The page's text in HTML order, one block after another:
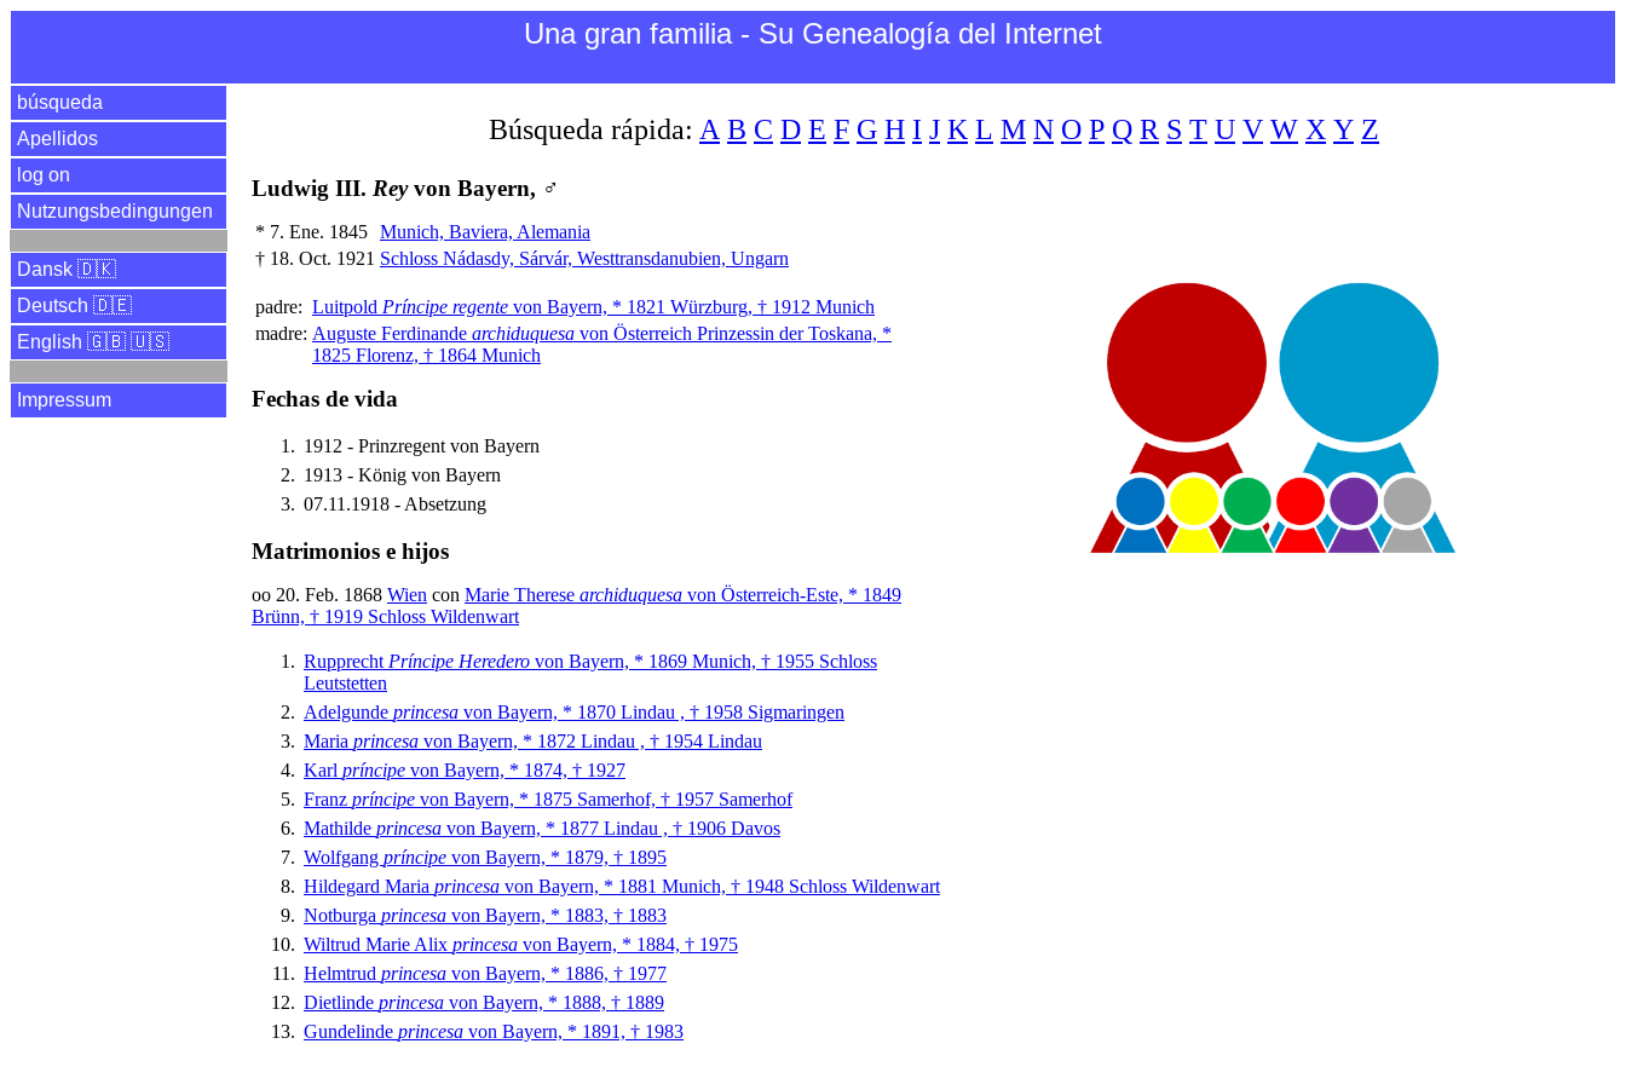
Una gran familia - Su Genealogía del Internet
búsqueda
Apellidos
log on
Nutzungsbedingungen
Dansk 🇩🇰
Deutsch 🇩🇪
English 🇬🇧 🇺🇸
Impressum
Búsqueda rápida: A B C D E F G H I J K L M N O P Q R S T U V W X Y Z
Ludwig III. Reyvon Bayern, ♂
* 7. Ene. 1845 Munich, Baviera, Alemania
† 18. Oct. 1921 Schloss Nádasdy, Sárvár, Westtransdanubien, Ungarn
padre: Luitpold Príncipe regente von Bayern, * 1821 Würzburg, † 1912 Munich
madre: Auguste Ferdinande archiduquesa von Österreich Prinzessin der Toskana, *
1825 Florenz, † 1864 Munich
Fechas de vida
1912 - Prinzregent von Bayern
1913 - König von Bayern
07.11.1918 - Absetzung
Matrimonios e hijos
oo 20. Feb. 1868 Wien con Marie Therese archiduquesa von Österreich-Este, * 1849
Brünn, † 1919 Schloss Wildenwart
Rupprecht Príncipe Heredero von Bayern, * 1869 Munich, † 1955 Schloss
Leutstetten
Adelgunde princesa von Bayern, * 1870 Lindau , † 1958 Sigmaringen
Maria princesa von Bayern, * 1872 Lindau , † 1954 Lindau
Karl príncipe von Bayern, * 1874, † 1927
Franz príncipe von Bayern, * 1875 Samerhof, † 1957 Samerhof
Mathilde princesa von Bayern, * 1877 Lindau , † 1906 Davos
Wolfgang príncipe von Bayern, * 1879, † 1895
Hildegard Maria princesa von Bayern, * 1881 Munich, † 1948 Schloss Wildenwart
Notburga princesa von Bayern, * 1883, † 1883
Wiltrud Marie Alix princesa von Bayern, * 1884, † 1975
Helmtrud princesa von Bayern, * 1886, † 1977
Dietlinde princesa von Bayern, * 1888, † 1889
Gundelinde princesa von Bayern, * 1891, † 1983